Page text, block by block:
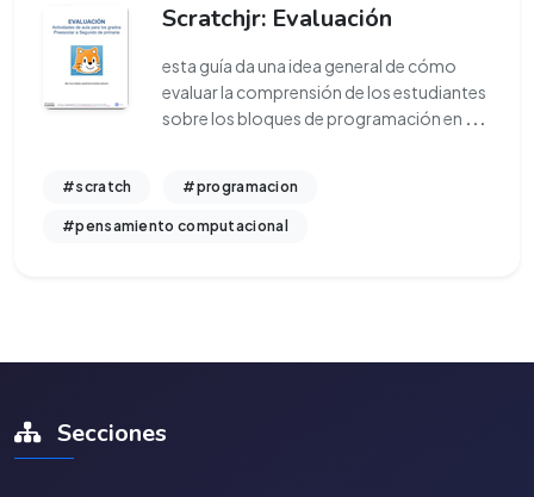
Scratchjr: Evaluación
esta guía da una idea general de cómo
evaluar la comprensión de los estudiantes
sobre los bloques de programación en ...
#scratch #programacion
#pensamiento computacional
Secciones